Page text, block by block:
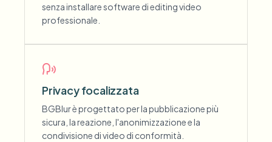
senza installare software di editing video
professionale.
Privacy focalizzata
BGBlur è progettato per la pubblicazione più
sicura, la reazione, l'anonimizzazione e la
condivisione di video di conformità.